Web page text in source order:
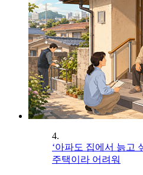
4.
‘아파도 집에서 늙고
주택이라 어려워